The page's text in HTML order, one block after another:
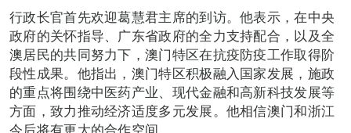
行政长官首先欢迎葛慧君主席的到访。他表示，在中央
政府的关怀指导、广东省政府的全力支持配合，以及全
澳居民的共同努力下，澳门特区在抗疫防疫工作取得阶
段性成果。他指出，澳门特区积极融入国家发展，施政
的重点将围绕中医药产业、现代金融和高新科技发展等
方面，致力推动经济适度多元发展。他相信澳门和浙江
今后将有更大的合作空间。